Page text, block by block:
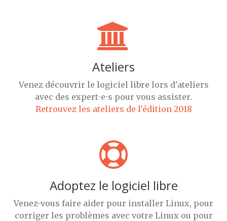
Ateliers
Venez découvrir le logiciel libre lors d'ateliers
avec des expert⋅e⋅s pour vous assister.
Retrouvez les ateliers de l'édition 2018
Adoptez le logiciel libre
Venez-vous faire aider pour installer Linux, pour
corriger les problèmes avec votre Linux ou pour